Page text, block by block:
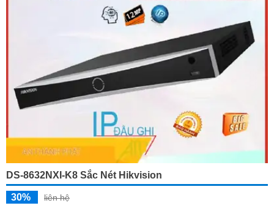
DS-8632NXI-K8 Sắc Nét Hikvision
30% liên hệ